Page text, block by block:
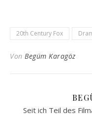
20th Century Fox
Von Begüm Karagöz
Seit ich Teil des